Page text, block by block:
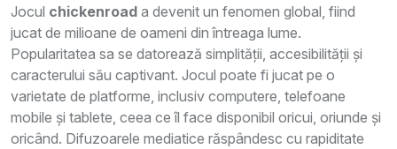
Jocul chickenroad a devenit un fenomen global, fiind
jucat de milioane de oameni din întreaga lume.
Popularitatea sa se datorează simplității, accesibilității și
caracterului său captivant. Jocul poate fi jucat pe o
varietate de platforme, inclusiv computere, telefoane
mobile și tablete, ceea ce îl face disponibil oricui, oriunde și
oricând. Difuzoarele mediatice răspândesc cu rapiditate